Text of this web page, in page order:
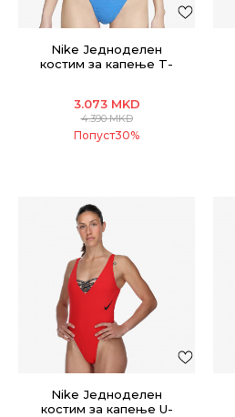
Nike Једноделен
костим за капење T-
3.073 MKD
4.390MKD
Попуст30%
Nike Једноделен
костим за капење U-